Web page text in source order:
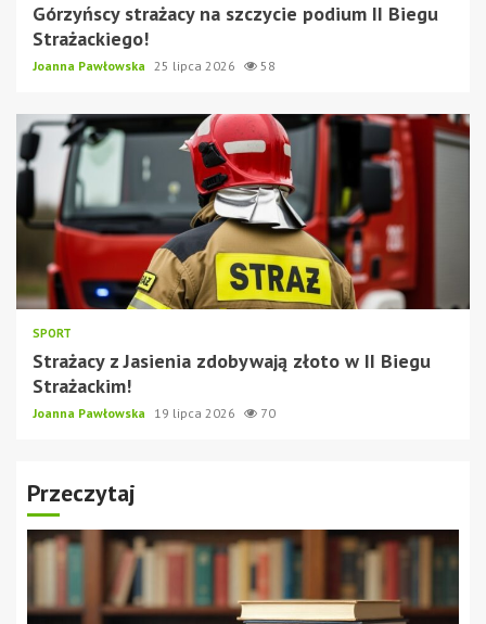
Górzyńscy strażacy na szczycie podium II Biegu
Strażackiego!
Joanna Pawłowska 25 lipca 2026 58
SPORT
Strażacy z Jasienia zdobywają złoto w II Biegu
Strażackim!
Joanna Pawłowska 19 lipca 2026 70
Przeczytaj